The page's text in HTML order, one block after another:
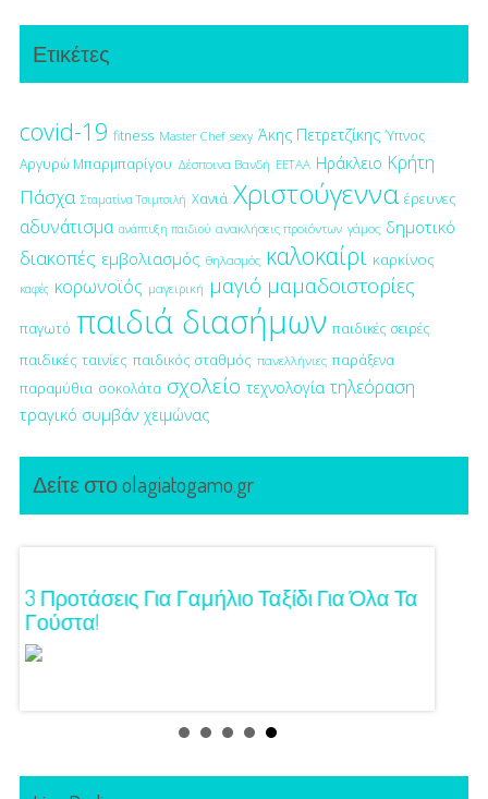
Ετικέτες
covid-19 fitness Master Chef sexy Άκης Πετρετζίκης Ύπνος
Αργυρώ Μπαρμπαρίγου Δέσποινα Βανδή ΕΕΤΑΑ Ηράκλειο Κρήτη
Πάσχα Σταματίνα Τσιμτσιλή Χανιά Χριστούγεννα έρευνες
αδυνάτισμα ανάπτυξη παιδιού ανακλήσεις προϊόντων γάμος δημοτικό
διακοπές εμβολιασμός θηλασμός καλοκαίρι καρκίνος
καφές κορωνοϊός μαγειρική μαγιό μαμαδοιστορίες
παγωτό παιδιά διασήμων παιδικές σειρές
παιδικές ταινίες παιδικός σταθμός πανελλήνιες παράξενα
παραμύθια σοκολάτα σχολείο τεχνολογία τηλεόραση
τραγικό συμβάν χειμώνας
Δείτε στο olagiatogamo.gr
3 Προτάσεις Για Γαμήλιο Ταξίδι Για Όλα Τα
Γούστα!